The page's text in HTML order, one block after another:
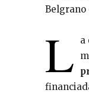
Belgrano
L
a